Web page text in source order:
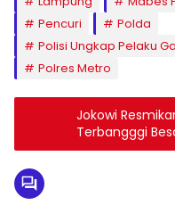
Pencuri
Polda
Polisi Ungkap Pelaku
Polres Metro
Jokowi
Terbangggi